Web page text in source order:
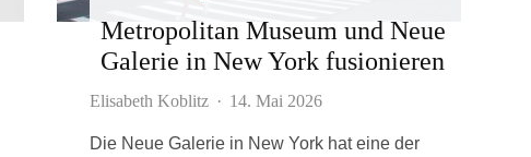
Metropolitan Museum und Neue
Galerie in New York fusionieren
Elisabeth Koblitz · 14. Mai 2026
Die Neue Galerie in New York hat eine der